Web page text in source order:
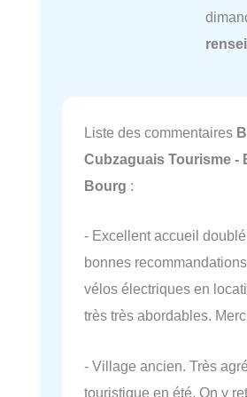
Liste des commentaires
Cubzaguais Tourisme -
Bourg :
- Excellent accueil
bonnes
vélos électriques en
très très abordables.
- Village ancien. Très
touristique en été. On y